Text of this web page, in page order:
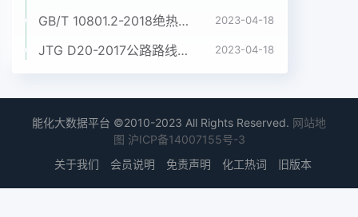
GB/T 10801.2-2018绝热用挤塑聚苯乙烯泡沫塑料(XPS) 2023-04-18
JTG D20-2017公路路线设计规范 2023-04-18
能化大数据平台 ©2010-2023 All Rights Reserved. 网站地
图 沪ICP备14007155号-3
关于我们
会员说明 免责声明 化工热词 旧版本